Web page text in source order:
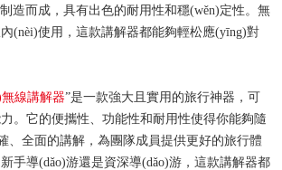
造而成，具有出色的耐用性和穩(wěn)定性。無
(nèi)使用，這款講解器都能夠輕松應(yīng)對
線講解器”是一款強大且實用的旅行神器，可
。它的便攜性、功能性和耐用性使得你能夠隨
全面的講解，為團隊成員提供更好的旅行體
新手導(dǎo)游還是資深導(dǎo)游，這款講解器都